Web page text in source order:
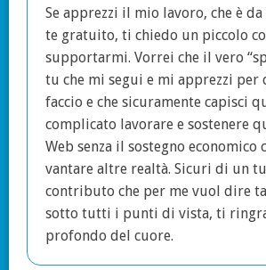
Se apprezzi il mio lavoro, che è
te gratuito, ti chiedo un piccolo
supportarmi. Vorrei che il vero
tu che mi segui e mi apprezzi per
faccio e che sicuramente capisci
complicato lavorare e sostenere
Web senza il sostegno economico
vantare altre realtà. Sicuri di un
contributo che per me vuol dire
sotto tutti i punti di vista, ti
profondo del cuore.